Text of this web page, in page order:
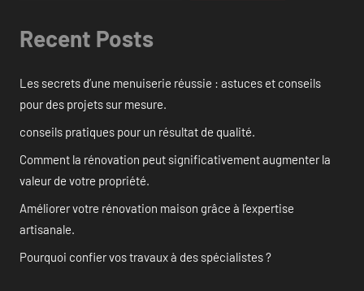
Recent Posts
Les secrets d’une menuiserie réussie : astuces et conseils
pour des projets sur mesure.
conseils pratiques pour un résultat de qualité.
Comment la rénovation peut significativement augmenter la
valeur de votre propriété.
Améliorer votre rénovation maison grâce à l’expertise
artisanale.
Pourquoi confier vos travaux à des spécialistes ?